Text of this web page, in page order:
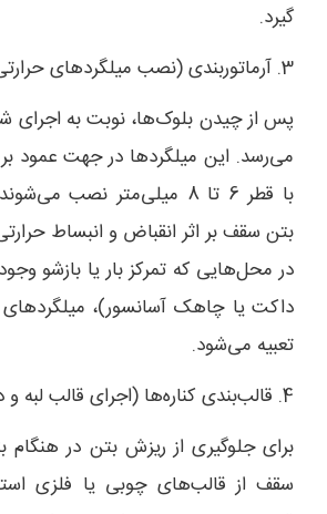
گیرد.
3. آرماتوربندی (نصب میلگردهای حرارتی و تقویتی)
پس از چیدن بلوک‌ها، نوبت به اجرای
می‌رسد. این میلگردها در جهت عمود
با قطر 6 تا 8 میلی‌متر نصب
بتن سقف بر اثر انقباض و انبساط
در محل‌هایی که تمرکز بار یا بازشو
داکت یا چاهک آسانسور)، میلگردهای
تعبیه می‌شود.
4. قالب‌بندی کناره‌ها (اجرای قالب لبه و دور سقف)
برای جلوگیری از ریزش بتن در هنگام
سقف از قالب‌های چوبی یا فلزی